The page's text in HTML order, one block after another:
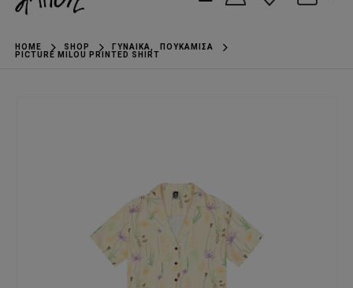
HOME SHOP ΓΥΝΑΊΚΑ,
ΠΟΥΚΆΜΙΣΑ
PICTURE MILOU PRINTED SHIRT